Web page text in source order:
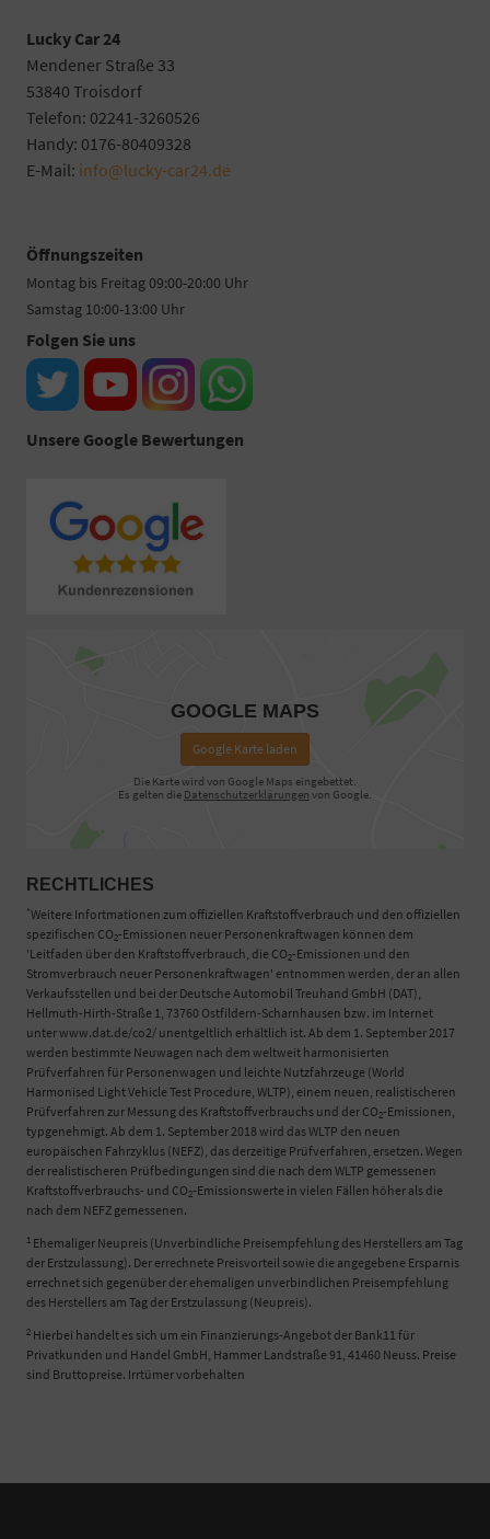
Lucky Car 24
Mendener Straße 33
53840 Troisdorf
Telefon: 02241-3260526
Handy: 0176-80409328
E-Mail: info@lucky-car24.de
Öffnungszeiten
Montag bis Freitag 09:00-20:00 Uhr
Samstag 10:00-13:00 Uhr
Folgen Sie uns
Unsere Google Bewertungen
GOOGLE MAPS
Google Karte laden
Die Karte wird von Google Maps eingebettet.
Es gelten die Datenschutzerklärungen von Google.
RECHTLICHES
*Weitere Infortmationen zum offiziellen Kraftstoffverbrauch und den offiziellen
spezifischen CO2-Emissionen neuer Personenkraftwagen können dem
'Leitfaden über den Kraftstoffverbrauch, die CO2-Emissionen und den
Stromverbrauch neuer Personenkraftwagen' entnommen werden, der an allen
Verkaufsstellen und bei der Deutsche Automobil Treuhand GmbH (DAT),
Hellmuth-Hirth-Straße 1, 73760 Ostfildern-Scharnhausen bzw. im Internet
unter www.dat.de/co2/ unentgeltlich erhältlich ist. Ab dem 1. September 2017
werden bestimmte Neuwagen nach dem weltweit harmonisierten
Prüfverfahren für Personenwagen und leichte Nutzfahrzeuge (World
Harmonised Light Vehicle Test Procedure, WLTP), einem neuen, realistischeren
Prüfverfahren zur Messung des Kraftstoffverbrauchs und der CO2-Emissionen,
typgenehmigt. Ab dem 1. September 2018 wird das WLTP den neuen
europäischen Fahrzyklus (NEFZ), das derzeitige Prüfverfahren, ersetzen. Wegen
der realistischeren Prüfbedingungen sind die nach dem WLTP gemessenen
Kraftstoffverbrauchs- und CO2-Emissionswerte in vielen Fällen höher als die
nach dem NEFZ gemessenen.
1 Ehemaliger Neupreis (Unverbindliche Preisempfehlung des Herstellers am Tag
der Erstzulassung). Der errechnete Preisvorteil sowie die angegebene Ersparnis
errechnet sich gegenüber der ehemaligen unverbindlichen Preisempfehlung
des Herstellers am Tag der Erstzulassung (Neupreis).
2 Hierbei handelt es sich um ein Finanzierungs-Angebot der Bank11 für
Privatkunden und Handel GmbH, Hammer Landstraße 91, 41460 Neuss. Preise
sind Bruttopreise. Irrtümer vorbehalten